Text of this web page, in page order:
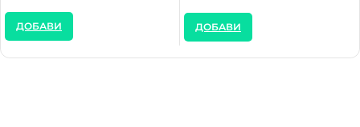
ДОБАВИ ДОБАВИ